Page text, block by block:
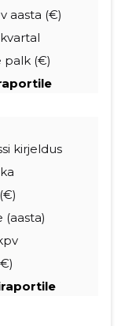
aasta (€)
palk (€)
kirjeldus
(aasta)